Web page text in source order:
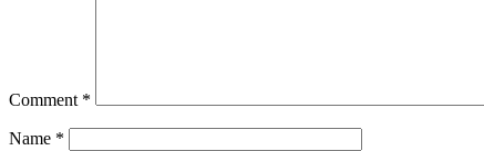
Comment *
Name *